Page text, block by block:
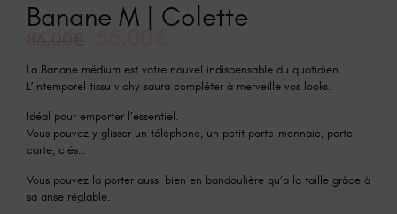
Banane M | Colette
55.00
La Banane médium est votre nouvel indispensable du quotidien.
L’intemporel tissu vichy saura compléter à merveille vos looks.
Idéal pour emporter l’essentiel.
Vous pouvez y glisser un téléphone, un petit porte-monnaie, porte-
carte, clés…
Vous pouvez la porter aussi bien en bandoulière qu’a la taille grâce à
sa anse réglable.